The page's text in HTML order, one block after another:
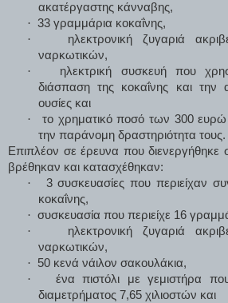
ακατέργαστης κάνναβης,
· 33 γραμμάρια κοκαΐνης,
·
ηλεκτρονική ζυγαριά
ναρκωτικών,
·
ηλεκτρική συσκευή που
διάσπαση της κοκαΐνης και την
ουσίες και
·
το χρηματικό ποσό των 300
την παράνομη δραστηριότητα τους.
Επιπλέον σε έρευνα που διενεργήθηκε
βρέθηκαν και κατασχέθηκαν:
·
3 συσκευασίες που περιείχαν
κοκαΐνης,
· συσκευασία που περιείχε 16
·
ηλεκτρονική ζυγαριά
ναρκωτικών,
·
50 κενά νάιλον σακουλάκια,
·
ένα πιστόλι με γεμιστήρα
διαμετρήματος 7,65 χιλιοστών και